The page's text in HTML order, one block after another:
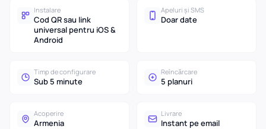
Instalare
Cod QR sau link
universal pentru iOS &
Android
Apeluri și SMS
Doar date
Timp de configurare
Sub 5 minute
Reîncărcare
5 planuri
Acoperire
Armenia
Livrare
Instant pe email